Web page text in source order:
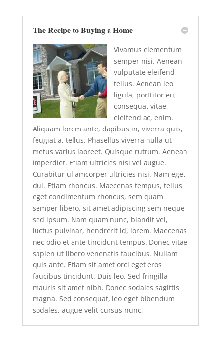
The Recipe to Buying a Home
Vivamus elementum
semper nisi. Aenean
vulputate eleifend
tellus. Aenean leo
ligula, porttitor eu,
consequat vitae,
eleifend ac, enim.
Aliquam lorem ante, dapibus in, viverra quis,
feugiat a, tellus. Phasellus viverra nulla ut
metus varius laoreet. Quisque rutrum. Aenean
imperdiet. Etiam ultricies nisi vel augue.
Curabitur ullamcorper ultricies nisi. Nam eget
dui. Etiam rhoncus. Maecenas tempus, tellus
eget condimentum rhoncus, sem quam
semper libero, sit amet adipiscing sem neque
sed ipsum. Nam quam nunc, blandit vel,
luctus pulvinar, hendrerit id, lorem. Maecenas
nec odio et ante tincidunt tempus. Donec vitae
sapien ut libero venenatis faucibus. Nullam
quis ante. Etiam sit amet orci eget eros
faucibus tincidunt. Duis leo. Sed fringilla
mauris sit amet nibh. Donec sodales sagittis
magna. Sed consequat, leo eget bibendum
sodales, augue velit cursus nunc,